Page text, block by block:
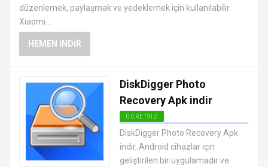
düzenlemek, paylaşmak ve yedeklemek için kullanılabilir.
Xiaomi...
HEMEN İNDIR
DiskDigger Photo
Recovery Apk indir
ÜCRETSIZ
ANDROID FOTOĞRAF DÜZENLEME
UYGULAMALARI APK
DiskDigger Photo Recovery Apk
indir, Android cihazlar için
geliştirilen bir uygulamadır ve